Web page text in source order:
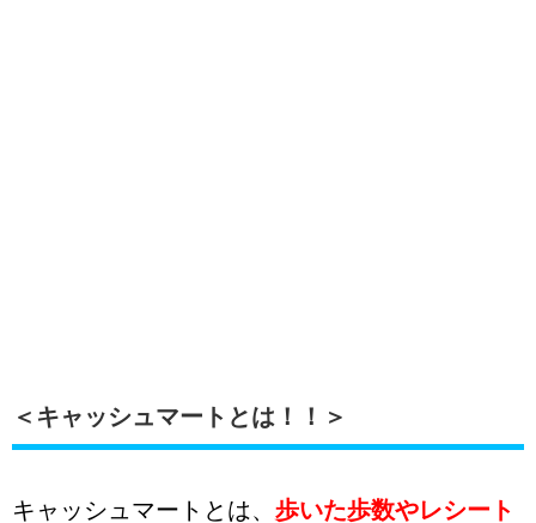
＜キャッシュマートとは！！＞
キャッシュマートとは、 歩いた歩数やレシート